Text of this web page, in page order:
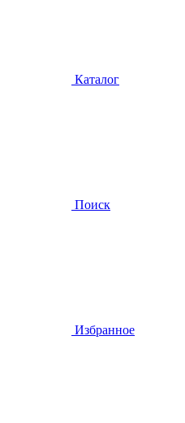
Каталог
Поиск
Избранное